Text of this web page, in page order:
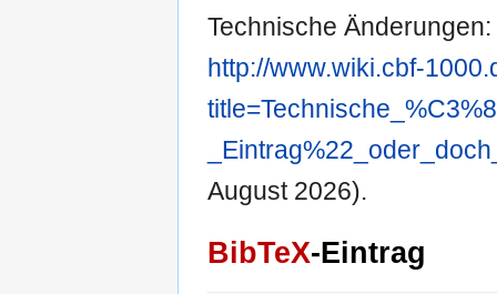
Technische
http://www.wiki.cbf-
August 2026).
BibTeX-Eintrag